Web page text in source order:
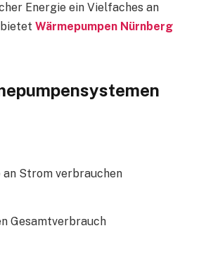
Energie ein Vielfaches an
bietet Wärmepumpen Nürnberg
an Strom verbrauchen
Gesamtverbrauch